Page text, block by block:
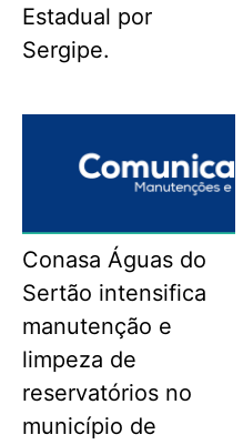
Estadual por
Sergipe.
Conasa Águas do
Sertão intensifica
manutenção e
limpeza de
reservatórios no
município de